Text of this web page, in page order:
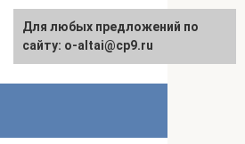
English
Для любых предложений по
сайту: o-altai@cp9.ru